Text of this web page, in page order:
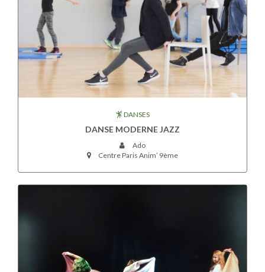
DANSES
DANSE MODERNE JAZZ
Ado
Centre Paris Anim’ 9ème